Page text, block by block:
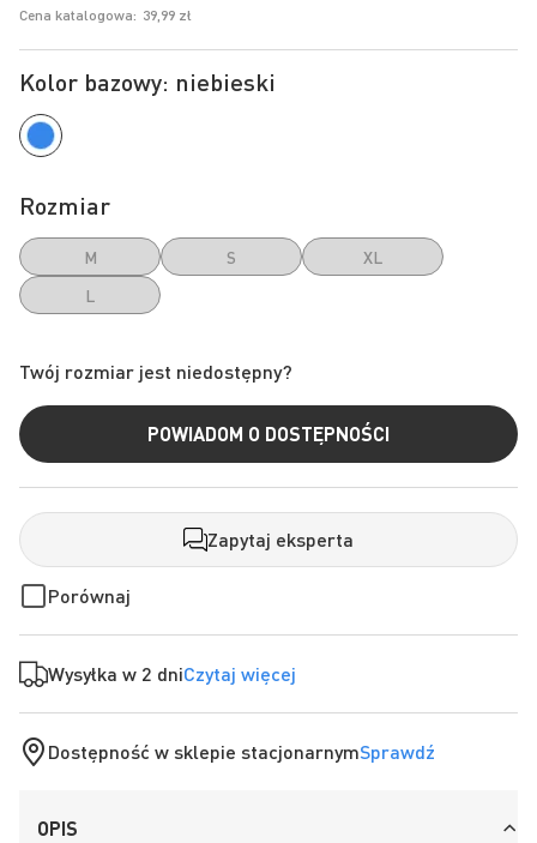
Kolor bazowy: niebieski
Rozmiar
M S
XL
L
Zapytaj eksperta
Porównaj
Cena katalogowa: 39,99 zł
Wysyłka w 2 dniCzytaj więcej
Dostępność w sklepie stacjonarnymSprawdź
Twój rozmiar jest niedostępny?
POWIADOM O DOSTĘPNOŚCI
OPIS